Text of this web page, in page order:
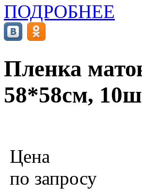
ПОДРОБНЕЕ
Пленка
58*58см,
Цена
по запросу